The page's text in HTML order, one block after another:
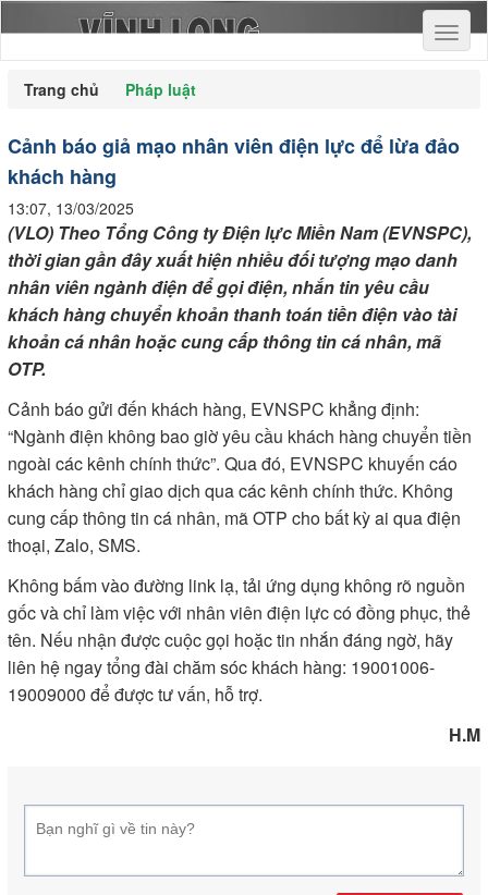
Trang chủ
Pháp luật
Cảnh báo giả mạo nhân viên điện lực để lừa đảo
khách hàng
13:07, 13/03/2025
(VLO) Theo Tổng Công ty Điện lực Miền Nam (EVNSPC),
thời gian gần đây xuất hiện nhiều đối tượng mạo danh
nhân viên ngành điện để gọi điện, nhắn tin yêu cầu
khách hàng chuyển khoản thanh toán tiền điện vào tài
khoản cá nhân hoặc cung cấp thông tin cá nhân, mã
OTP.
Cảnh báo gửi đến khách hàng, EVNSPC khẳng định:
“Ngành điện không bao giờ yêu cầu khách hàng chuyển tiền
ngoài các kênh chính thức”. Qua đó, EVNSPC khuyến cáo
khách hàng chỉ giao dịch qua các kênh chính thức. Không
cung cấp thông tin cá nhân, mã OTP cho bất kỳ ai qua điện
thoại, Zalo, SMS.
Không bấm vào đường link lạ, tải ứng dụng không rõ nguồn
gốc và chỉ làm việc với nhân viên điện lực có đồng phục, thẻ
tên. Nếu nhận được cuộc gọi hoặc tin nhắn đáng ngờ, hãy
liên hệ ngay tổng đài chăm sóc khách hàng: 19001006-
19009000 để được tư vấn, hỗ trợ.
H.M